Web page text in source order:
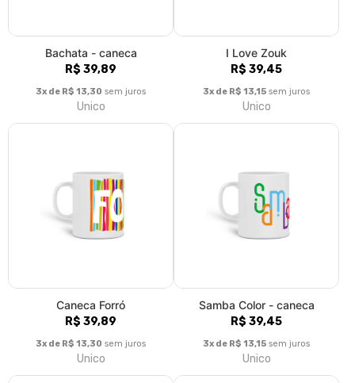
Bachata - caneca
R$ 39,89
3x de R$ 13,30 sem juros
Unico
I Love Zouk
R$ 39,45
3x de R$ 13,15 sem juros
Unico
Caneca Forró
R$ 39,89
3x de R$ 13,30 sem juros
Unico
Samba Color - caneca
R$ 39,45
3x de R$ 13,15 sem juros
Unico